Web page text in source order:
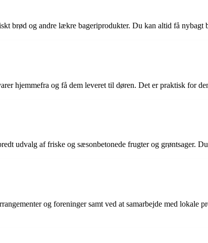
brød og andre lækre bageriprodukter. Du kan altid få nybagt
hjemmefra og få dem leveret til døren. Det er praktisk for
udvalg af friske og sæsonbetonede frugter og grøntsager.
og foreninger samt ved at samarbejde med lokale